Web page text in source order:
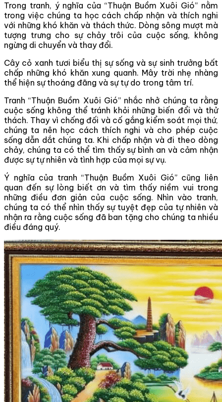
Trong tranh, ý nghĩa của “Thuận Buồm Xuôi Gió” nằm
trong việc chúng ta học cách chấp nhận và thích nghi
với những khó khăn và thách thức. Dòng sông mượt mà
tượng trưng cho sự chảy trôi của cuộc sống, không
ngừng di chuyển và thay đổi.
Cây cỏ xanh tươi biểu thị sự sống và sự sinh trưởng bất
chấp những khó khăn xung quanh. Mây trời nhẹ nhàng
thể hiện sự thoáng đãng và sự tự do trong tâm trí.
Tranh “Thuận Buồm Xuôi Gió” nhắc nhở chúng ta rằng
cuộc sống không thể tránh khỏi những biến đổi và thử
thách. Thay vì chống đối và cố gắng kiểm soát mọi thứ,
chúng ta nên học cách thích nghi và cho phép cuộc
sống dẫn dắt chúng ta. Khi chấp nhận và đi theo dòng
chảy, chúng ta có thể tìm thấy sự bình an và cảm nhận
được sự tự nhiên và tình hợp của mọi sự vụ.
Ý nghĩa của tranh “Thuận Buồm Xuôi Gió” cũng liên
quan đến sự lòng biết ơn và tìm thấy niềm vui trong
những điều đơn giản của cuộc sống. Nhìn vào tranh,
chúng ta có thể nhìn thấy sự tuyệt đẹp của tự nhiên và
nhận ra rằng cuộc sống đã ban tặng cho chúng ta nhiều
điều đáng quý.